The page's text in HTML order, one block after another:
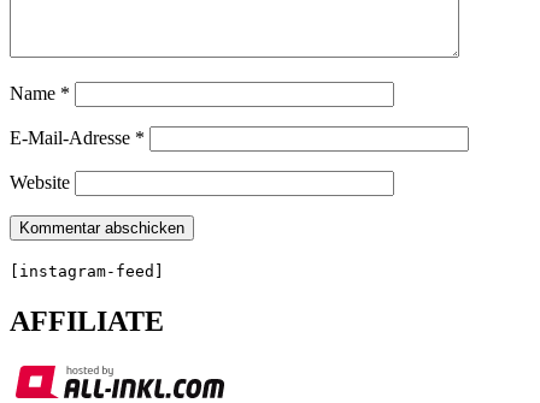
Name *
E-Mail-Adresse *
Website
[instagram-feed]
AFFILIATE